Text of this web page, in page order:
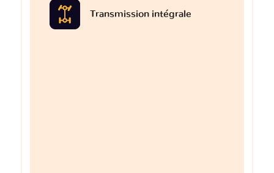
Transmission intégrale